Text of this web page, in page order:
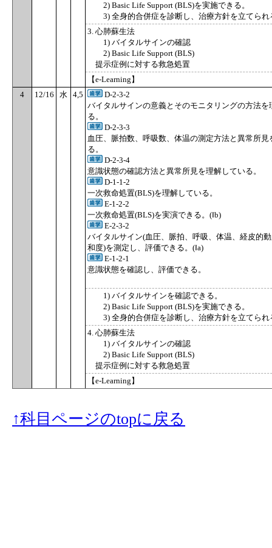
2) Basic Life Support (BLS)を実施できる。
3) 全身的合併症を診断し、治療方針を立てら
3. 心肺蘇生法
1) バイタルサインの確認
2) Basic Life Support (BLS)
提示症例に対する救急処置
【e-Learning】
4
12/16 水 4,5
D-2-3-2
バイタルサインの意義とそのモニタリングの方法を
る。
D-2-3-3
血圧、脈拍数、呼吸数、体温の測定方法と異常所見
る。
D-2-3-4
意識状態の確認方法と異常所見を理解している。
D-1-1-2
一次救命処置(BLS)を理解している。
E-1-2-2
一次救命処置(BLS)を実演できる。(Ⅰb)
E-2-3-2
バイタルサイン(血圧、脈拍、呼吸、体温、経皮的
和度)を測定し、評価できる。(Ⅰa)
E-1-2-1
意識状態を確認し、評価できる。
1) バイタルサインを確認できる。
2) Basic Life Support (BLS)を実施できる。
3) 全身的合併症を診断し、治療方針を立
4. 心肺蘇生法
1) バイタルサインの確認
2) Basic Life Support (BLS)
提示症例に対する救急処置
【e-Learning】
↑科目ページのtopに戻る